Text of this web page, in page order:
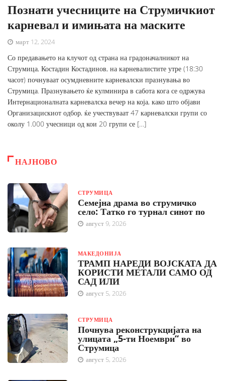
Познати учесниците на Струмичкиот
карневал и имињата на маските
март 12, 2024
Со предавањето на клучот од страна на градоначалникот на
Струмица, Костадин Костадинов, на карневалистите утре (18:30
часот) почнуваат осумдневните карневалски празнувања во
Струмица. Празнувањето ќе кулминира в сабота кога се одржува
Интернационалната карневалска вечер на која, како што објави
Организацискиот одбор, ќе учествуваат 47 карневалски групи со
околу 1.000 учесници од кои 20 групи се […]
НАЈНОВО
СТРУМИЦА
Семејна драма во струмичко
село: Татко го турнал синот по
август 9, 2026
МАКЕДОНИЈА
ТРАМП НАРЕДИ ВОЈСКАТА ДА
КОРИСТИ МЕТАЛИ САМО ОД
САД ИЛИ
август 5, 2026
СТРУМИЦА
Почнува реконструкцијата на
улицата „5-ти Ноември“ во
Струмица
август 5, 2026